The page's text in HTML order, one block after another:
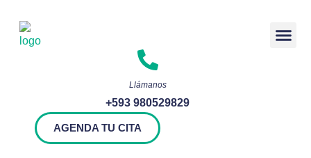
Llámanos
+593 980529829
AGENDA TU CITA